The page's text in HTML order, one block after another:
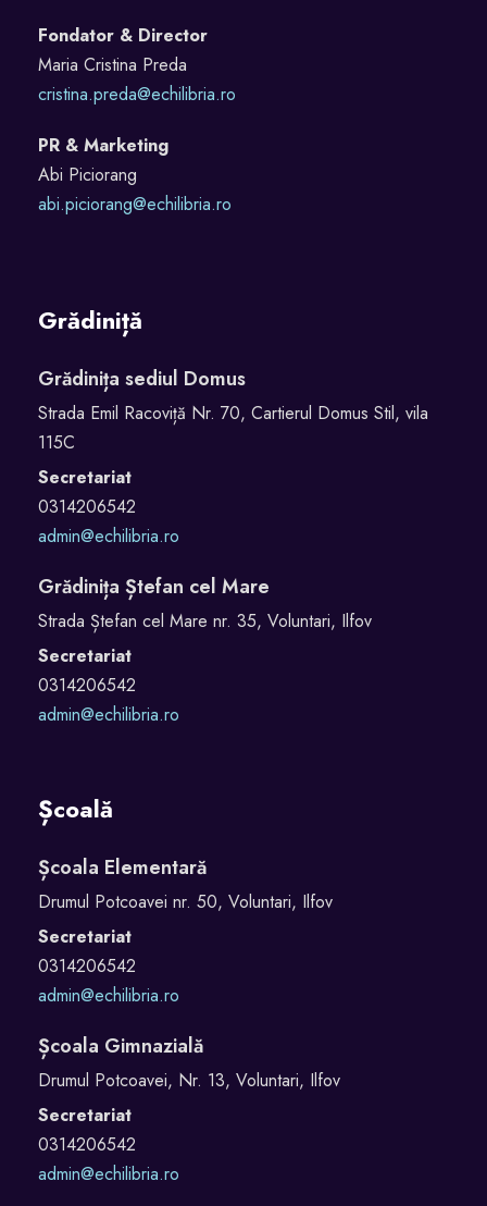
Fondator & Director
Maria Cristina Preda
cristina.preda@echilibria.ro
PR & Marketing
Abi Piciorang
abi.piciorang@echilibria.ro
Grădiniță
Grădinița sediul Domus
Strada Emil Racoviță Nr. 70, Cartierul Domus Stil, vila
115C
Secretariat
0314206542
admin@echilibria.ro
Grădinița Ștefan cel Mare
Strada Ștefan cel Mare nr. 35, Voluntari, Ilfov
Secretariat
0314206542
admin@echilibria.ro
Școală
Școala Elementară
Drumul Potcoavei nr. 50, Voluntari, Ilfov
Secretariat
0314206542
admin@echilibria.ro
Școala Gimnazială
Drumul Potcoavei, Nr. 13, Voluntari, Ilfov
Secretariat
0314206542
admin@echilibria.ro